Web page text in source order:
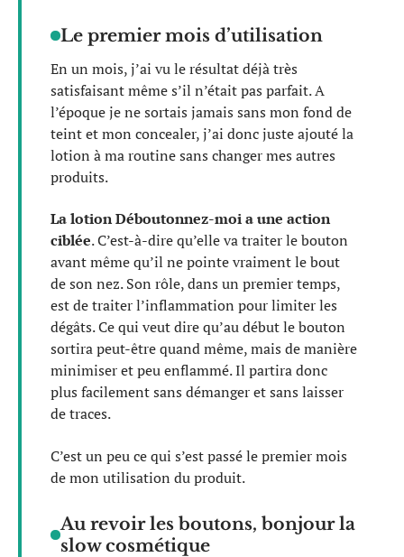
Le premier mois d’utilisation
En un mois, j’ai vu le résultat déjà très
satisfaisant même s’il n’était pas parfait. A
l’époque je ne sortais jamais sans mon fond de
teint et mon concealer, j’ai donc juste ajouté la
lotion à ma routine sans changer mes autres
produits.
La lotion Déboutonnez-moi a une action
ciblée. C’est-à-dire qu’elle va traiter le bouton
avant même qu’il ne pointe vraiment le bout
de son nez. Son rôle, dans un premier temps,
est de traiter l’inflammation pour limiter les
dégâts. Ce qui veut dire qu’au début le bouton
sortira peut-être quand même, mais de manière
minimiser et peu enflammé. Il partira donc
plus facilement sans démanger et sans laisser
de traces.
C’est un peu ce qui s’est passé le premier mois
de mon utilisation du produit.
Au revoir les boutons, bonjour la
slow cosmétique